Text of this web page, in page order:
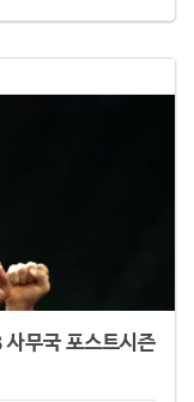
상대하기 전이라도 이
그다음 이닝에도 마운
무국 포스트시즌